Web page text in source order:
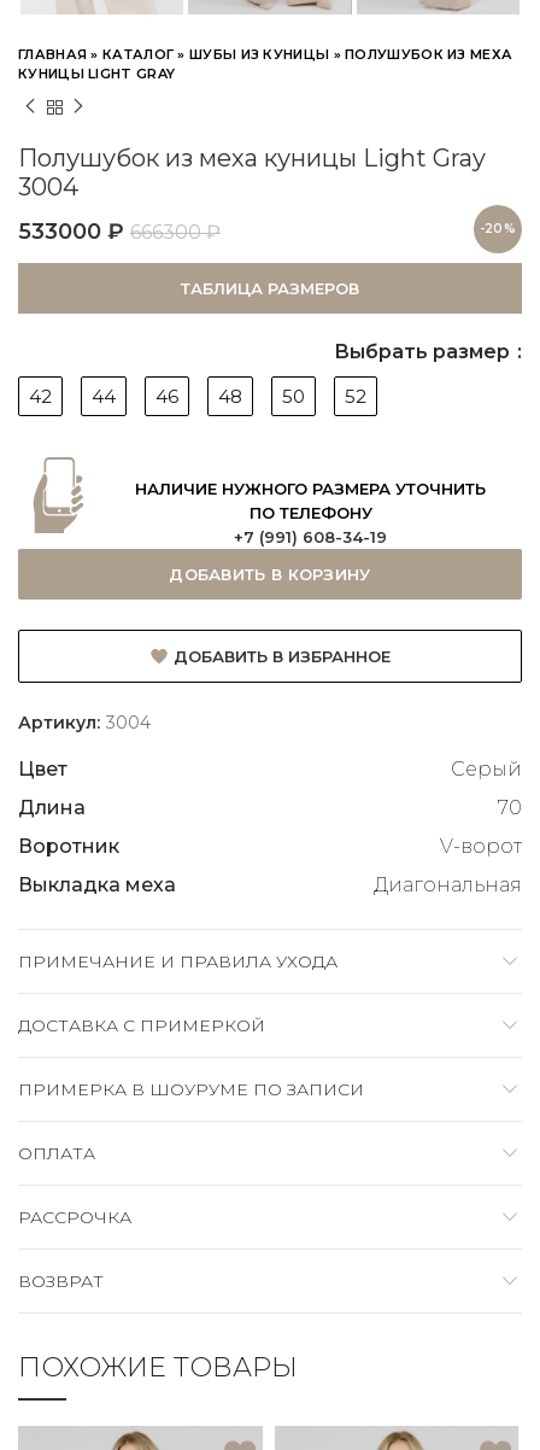
ГЛАВНАЯ »КАТАЛОГ »ШУБЫ ИЗ КУНИЦЫ »ПОЛУШУБОК ИЗ МЕХА
КУНИЦЫ LIGHT GRAY
Полушубок из меха куницы Light Gray
3004
533000 ₽ 666300₽ -20%
ТАБЛИЦА РАЗМЕРОВ
Выбрать размер
42
44 46 48 50 52
НАЛИЧИЕ НУЖНОГО РАЗМЕРА УТОЧНИТЬ
ПО ТЕЛЕФОНУ
+7 (991) 608-34-19
ДОБАВИТЬ В КОРЗИНУ
ДОБАВИТЬ В ИЗБРАННОЕ
Артикул: 3004
Цвет
Серый
Длина
70
Воротник
V-ворот
Выкладка меха
Диагональная
ПРИМЕЧАНИЕ И ПРАВИЛА УХОДА
ДОСТАВКА C ПРИМЕРКОЙ
ПРИМЕРКА В ШОУРУМЕ ПО ЗАПИСИ
ОПЛАТА
РАССРОЧКА
ВОЗВРАТ
ПОХОЖИЕ ТОВАРЫ